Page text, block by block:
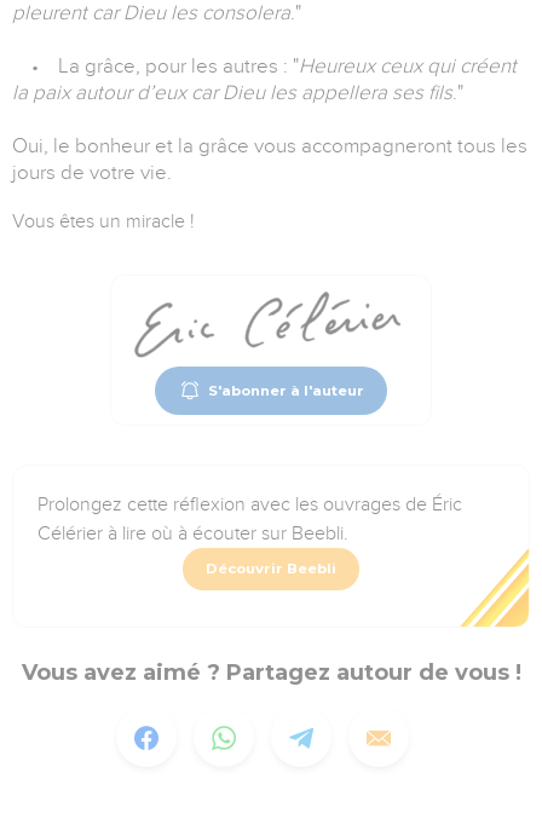
pleurent car Dieu les consolera."
• La grâce, pour les autres : "Heureux ceux qui créent
la paix autour d’eux car Dieu les appellera ses fils."
Oui, le bonheur et la grâce vous accompagneront tous les
jours de votre vie.
Vous êtes un miracle !
S'abonner à l'auteur
Prolongez cette réflexion avec les ouvrages de Éric
Célérier à lire où à écouter sur Beebli.
Découvrir Beebli
Vous avez aimé ? Partagez autour de vous !